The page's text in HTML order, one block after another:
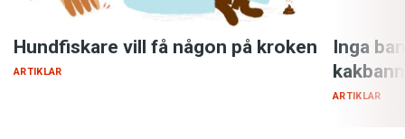
Hundfiskare vill få någon på kroken
ARTIKLAR
Inga
ARTIKLAR